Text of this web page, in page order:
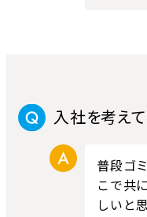
入社を考え
普段ゴ
こで共
しいと